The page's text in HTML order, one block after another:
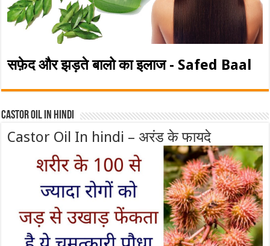
सफ़ेद और झड़ते बालो का इलाज - Safed Baal
Castor Oil In Hindi
Castor Oil In hindi – अरंड के फायदे